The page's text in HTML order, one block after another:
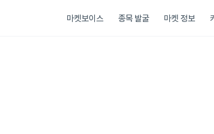
마켓보이스 종목 발굴 마켓 정보